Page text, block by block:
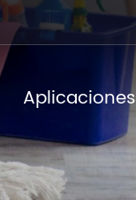
Aplicaciones